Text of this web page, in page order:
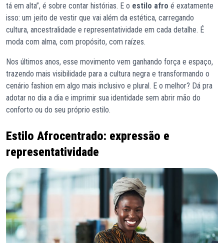
tá em alta”, é sobre contar histórias. E o estilo afro é exatamente
isso: um jeito de vestir que vai além da estética, carregando
cultura, ancestralidade e representatividade em cada detalhe. É
moda com alma, com propósito, com raízes.
Nos últimos anos, esse movimento vem ganhando força e espaço,
trazendo mais visibilidade para a cultura negra e transformando o
cenário fashion em algo mais inclusivo e plural. E o melhor? Dá pra
adotar no dia a dia e imprimir sua identidade sem abrir mão do
conforto ou do seu próprio estilo.
Estilo Afrocentrado: expressão e
representatividade